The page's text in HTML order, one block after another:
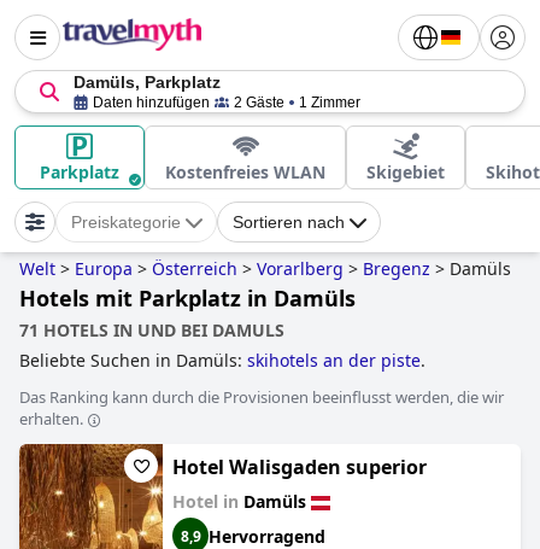
Damüls, Parkplatz
Daten hinzufügen 2 Gäste 1 Zimmer
Parkplatz Kostenfreies WLAN Skigebiet
Preiskategorie Sortieren nach
Welt > Europa > Österreich > Vorarlberg > Bregenz > Damüls
Hotels mit Parkplatz in Damüls
71 HOTELS IN UND BEI DAMULS
Beliebte Suchen in Damüls: skihotels an der piste.
Das Ranking kann durch die Provisionen beeinflusst werden, die wir
erhalten.
Hotel Walisgaden superior
Hotel in Damüls
8,9 Hervorragend